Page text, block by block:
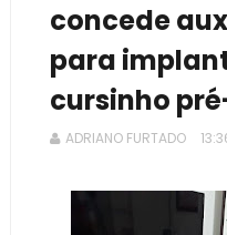
concede
para
cursinho
ADRIANO FURTADO